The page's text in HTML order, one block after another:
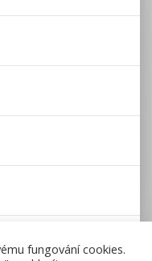
fungování cookies.